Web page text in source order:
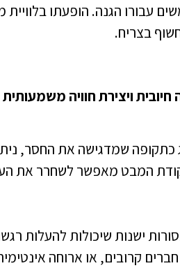
עבורו הגנה. הופעתו
בצריח.
ויצירת חוויה
שמדגישה את החסר,
המבט מאפשר לשחרר את
ישנות שיכולות להעלות
קרובים, או ארוחה